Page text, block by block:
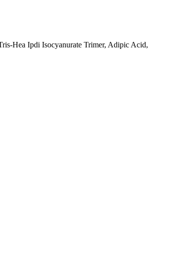
Hea Ipdi Isocyanurate Trimer, Adipic Acid,